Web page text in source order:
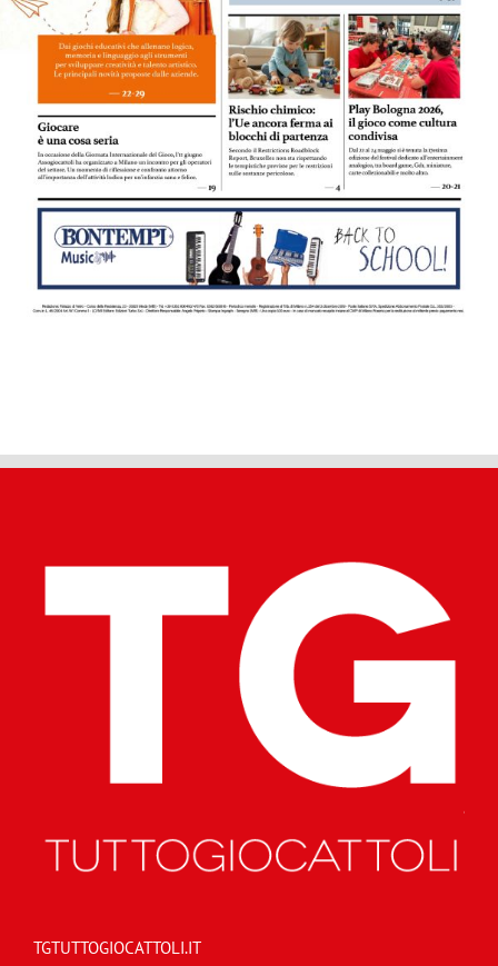
TGTUTTOGIOCATTOLI.IT